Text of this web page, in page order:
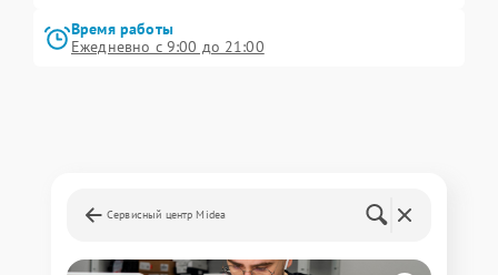
Время работы
Ежедневно с 9:00 до 21:00
Сервисный центр Midea